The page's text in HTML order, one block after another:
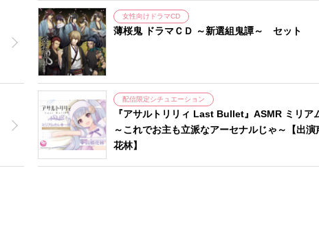
女性向けドラマCD
薄桜鬼 ドラマＣＤ ～新選組鬼譚～ セット
配信限定シチュエーション
『アサルトリリィ Last Bullet』ASMR ミリア
～これでお主も立派なアーセナルじゃ～【出演
花林】